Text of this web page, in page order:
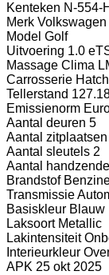
Kenteken N-554-
Merk Volkswagen
Model Golf
Uitvoering 1.0
Massage Clima
Carrosserie
Tellerstand
Emissienorm
Aantal deuren 5
Aantal zitplaatsen
Aantal sleutels 2
Aantal
Brandstof
Transmissie
Basiskleur Blauw
Laksoort Metallic
Lakintensiteit
Interieurkleur
APK 25 okt 2025